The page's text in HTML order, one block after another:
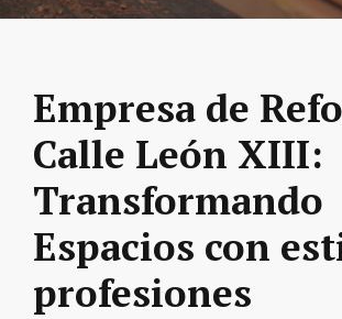
Empresa de
Calle León XIII:
Transformando
Espacios con
profesiones